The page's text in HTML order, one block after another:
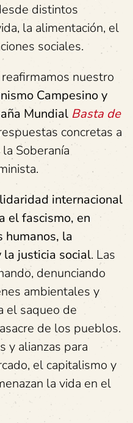
distintos
la alimentación, el
sociales.
nuestro
Campesino y
Mundial Basta de
concretas a
Soberanía
internacional
el fascismo, en
humanos, la
justicia social. Las
denunciando
ambientales y
el saqueo de
de los pueblos.
y alianzas para
el capitalismo y
la vida en el